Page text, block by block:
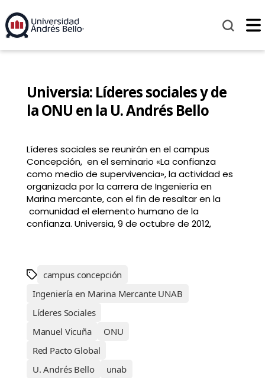
Universia: Líderes sociales y de
la ONU en la U. Andrés Bello
Líderes sociales se reunirán en el campus
Concepción, en el seminario «La confianza
como medio de supervivencia», la actividad es
organizada por la carrera de Ingeniería en
Marina mercante, con el fin de resaltar en la
comunidad el elemento humano de la
confianza. Universia, 9 de octubre de 2012,
campus concepción
Ingeniería en Marina Mercante UNAB
Líderes Sociales
Manuel Vicuña
ONU
Red Pacto Global
U. Andrés Bello
unab